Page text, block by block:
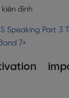
định
Speaking Part 3
7+